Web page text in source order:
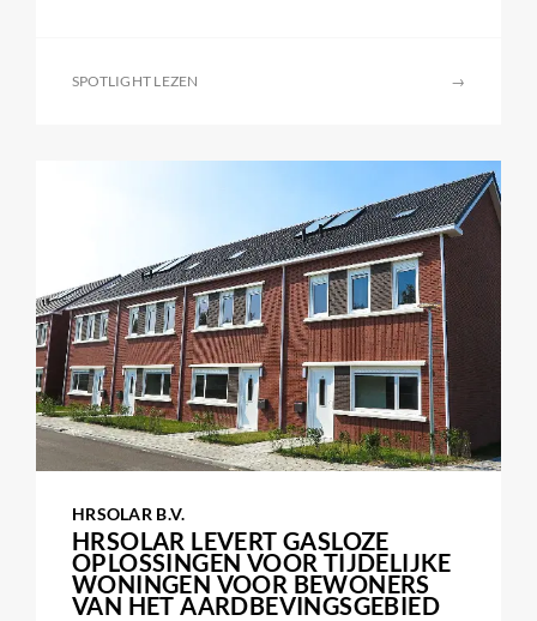
SPOTLIGHT LEZEN →
HRSOLAR B.V.
HRSOLAR LEVERT GASLOZE
OPLOSSINGEN VOOR TIJDELIJKE
WONINGEN VOOR BEWONERS
VAN HET AARDBEVINGSGEBIED